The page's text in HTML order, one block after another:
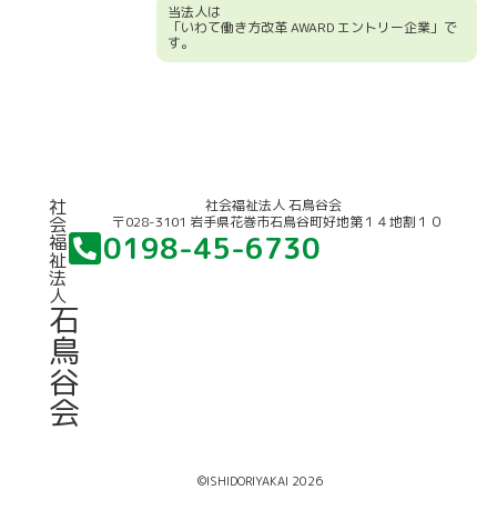
当法人は
「いわて働き方改革 AWARD エントリー企業」で
す。
社
会
福
祉
法
人
石
鳥
谷
会
社会福祉法人 石鳥谷会
〒028-3101 岩手県花巻市石鳥谷町好地第１４地割１０
0198-45-6730
©ISHIDORIYAKAI 2026